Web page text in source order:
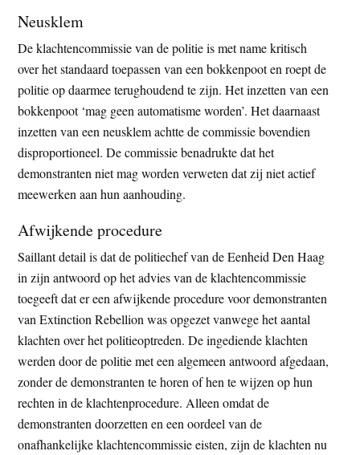
Neusklem
De klachtencommissie van de politie is met name kritisch
over het standaard toepassen van een bokkenpoot en roept de
politie op daarmee terughoudend te zijn. Het inzetten van een
bokkenpoot ‘mag geen automatisme worden’. Het daarnaast
inzetten van een neusklem achtte de commissie bovendien
disproportioneel. De commissie benadrukte dat het
demonstranten niet mag worden verweten dat zij niet actief
meewerken aan hun aanhouding.
Afwijkende procedure
Saillant detail is dat de politiechef van de Eenheid Den Haag
in zijn antwoord op het advies van de klachtencommissie
toegeeft dat er een afwijkende procedure voor demonstranten
van Extinction Rebellion was opgezet vanwege het aantal
klachten over het politieoptreden. De ingediende klachten
werden door de politie met een algemeen antwoord afgedaan,
zonder de demonstranten te horen of hen te wijzen op hun
rechten in de klachtenprocedure. Alleen omdat de
demonstranten doorzetten en een oordeel van de
onafhankelijke klachtencommissie eisten, zijn de klachten nu